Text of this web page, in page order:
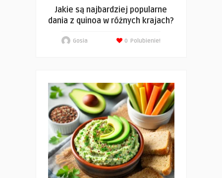
Jakie są najbardziej popularne
dania z quinoa w różnych krajach?
Gosia Polubienie!
0